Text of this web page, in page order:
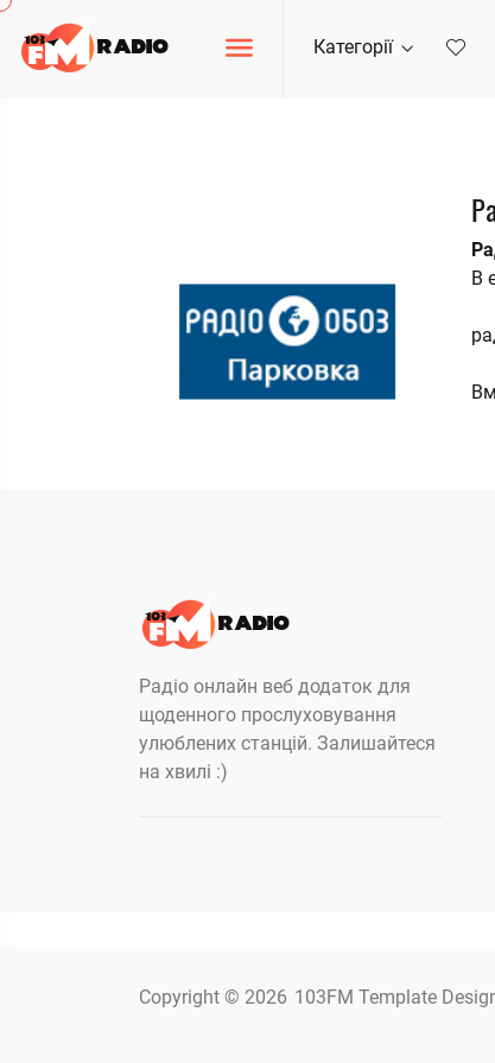
Категорії
В
Радіо онлайн веб додаток для
щоденного прослуховування
улюблених станцій. Залишайтеся
на хвилі :)
Copyright © 2026 103FM Template